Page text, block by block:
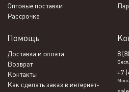
Оптовые поставки
Рассрочка
Помощь
Доставка и оплата
Возврат
Контакты
Как сделать заказ в интернет-
8
+7